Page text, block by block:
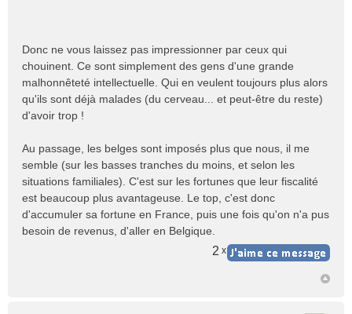
Donc ne vous laissez pas impressionner par ceux qui
chouinent. Ce sont simplement des gens d'une grande
malhonnêteté intellectuelle. Qui en veulent toujours plus alors
qu'ils sont déjà malades (du cerveau... et peut-être du reste)
d'avoir trop !
Au passage, les belges sont imposés plus que nous, il me
semble (sur les basses tranches du moins, et selon les
situations familiales). C'est sur les fortunes que leur fiscalité
est beaucoup plus avantageuse. Le top, c'est donc
d'accumuler sa fortune en France, puis une fois qu'on n'a pus
besoin de revenus, d'aller en Belgique.
2 x